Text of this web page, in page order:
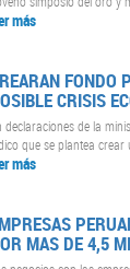
más
FONDO
CRISIS
declaraciones de la
que se plantea crear
más
MAS DE 4,5